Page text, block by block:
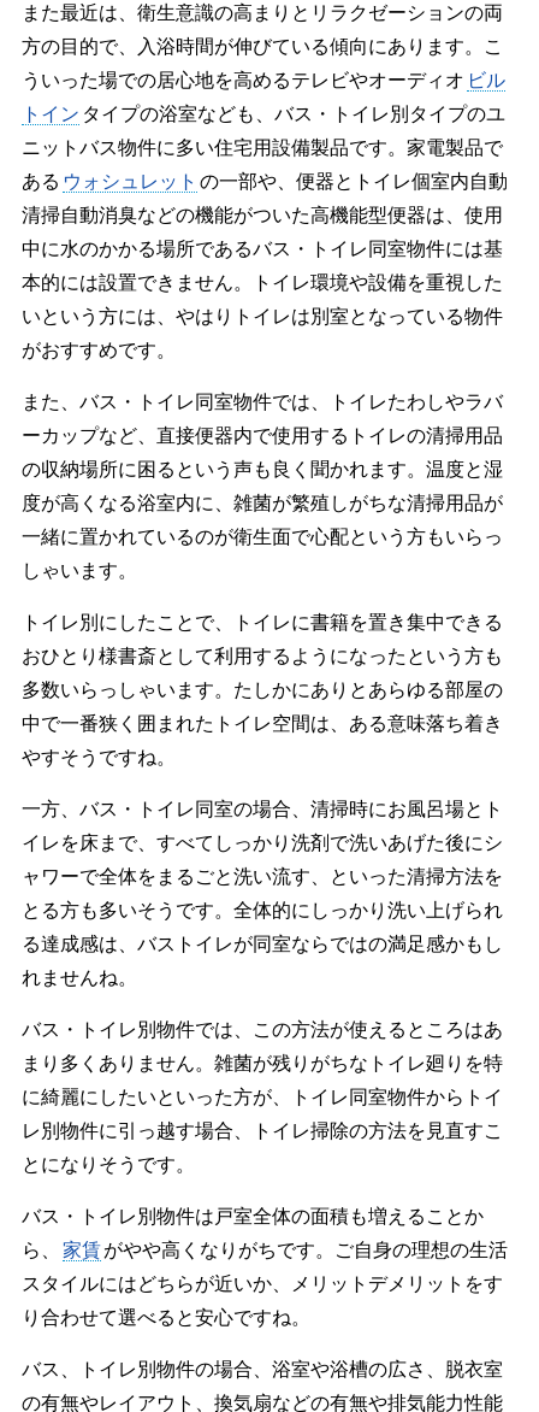
また最近は、衛生意識の高まりとリラクゼーションの両
方の目的で、入浴時間が伸びている傾向にあります。こ
ういった場での居心地を高めるテレビやオーディオ ビル
トイン タイプの浴室なども、バス・トイレ別タイプのユ
ニットバス物件に多い住宅用設備製品です。家電製品で
ある ウォシュレット の一部や、便器とトイレ個室内自動
清掃自動消臭などの機能がついた高機能型便器は、使用
中に水のかかる場所であるバス・トイレ同室物件には基
本的には設置できません。トイレ環境や設備を重視した
いという方には、やはりトイレは別室となっている物件
がおすすめです。
また、バス・トイレ同室物件では、トイレたわしやラバ
ーカップなど、直接便器内で使用するトイレの清掃用品
の収納場所に困るという声も良く聞かれます。温度と湿
度が高くなる浴室内に、雑菌が繁殖しがちな清掃用品が
一緒に置かれているのが衛生面で心配という方もいらっ
しゃいます。
トイレ別にしたことで、トイレに書籍を置き集中できる
おひとり様書斎として利用するようになったという方も
多数いらっしゃいます。たしかにありとあらゆる部屋の
中で一番狭く囲まれたトイレ空間は、ある意味落ち着き
やすそうですね。
一方、バス・トイレ同室の場合、清掃時にお風呂場とト
イレを床まで、すべてしっかり洗剤で洗いあげた後にシ
ャワーで全体をまるごと洗い流す、といった清掃方法を
とる方も多いそうです。全体的にしっかり洗い上げられ
る達成感は、バストイレが同室ならではの満足感かもし
れませんね。
バス・トイレ別物件では、この方法が使えるところはあ
まり多くありません。雑菌が残りがちなトイレ廻りを特
に綺麗にしたいといった方が、トイレ同室物件からトイ
レ別物件に引っ越す場合、トイレ掃除の方法を見直すこ
とになりそうです。
バス・トイレ別物件は戸室全体の面積も増えることか
ら、
家賃がやや高くなりがちです。ご自身の理想の生活
スタイルにはどちらが近いか、メリットデメリットをす
り合わせて選べると安心ですね。
バス、トイレ別物件の場合、浴室や浴槽の広さ、脱衣室
の有無やレイアウト、換気扇などの有無や排気能力性能